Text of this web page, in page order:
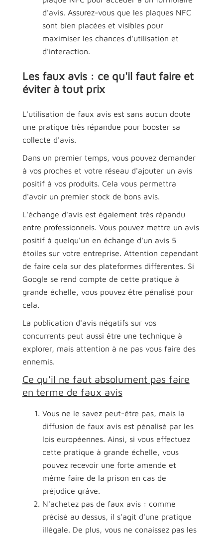
d'avis. Assurez-vous que les plaques NFC
sont bien placées et visibles pour
maximiser les chances d'utilisation et
d’interaction.
Les faux avis : ce qu'il faut faire et
éviter à tout prix
L'utilisation de faux avis est sans aucun doute
une pratique très répandue pour booster sa
collecte d'avis.
Dans un premier temps, vous pouvez demander
à vos proches et votre réseau d'ajouter un avis
positif à vos produits. Cela vous permettra
d'avoir un premier stock de bons avis.
L'échange d'avis est également très répandu
entre professionnels. Vous pouvez mettre un avis
positif à quelqu'un en échange d'un avis 5
étoiles sur votre entreprise. Attention cependant
de faire cela sur des plateformes différentes. Si
Google se rend compte de cette pratique à
grande échelle, vous pouvez être pénalisé pour
cela.
La publication d'avis négatifs sur vos
concurrents peut aussi être une technique à
explorer, mais attention à ne pas vous faire des
ennemis.
Ce qu'il ne faut absolument pas faire
en terme de faux avis
Vous ne le savez peut-être pas, mais la
diffusion de faux avis est pénalisé par les
lois européennes. Ainsi, si vous effectuez
cette pratique à grande échelle, vous
pouvez recevoir une forte amende et
même faire de la prison en cas de
préjudice grâve.
N'achetez pas de faux avis : comme
précisé au dessus, il s'agit d'une pratique
illégale. De plus, vous ne conaissez pas les